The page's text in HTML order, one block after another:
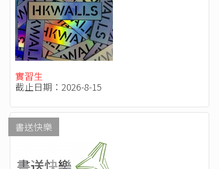
實習生
截止日期：2026-8-15
書送快樂